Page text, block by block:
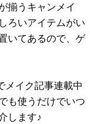
揃うキャンメイ
ろいアイテムがい
いてあるので、ゲ
メイク記事連載中
も使うだけでいつ
します♪